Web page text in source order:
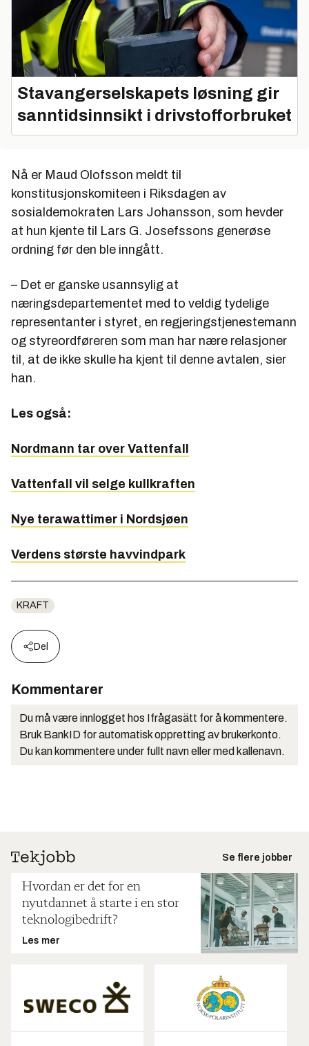
Stavangerselskapets løsning gir
sanntidsinnsikt i drivstofforbruket
Nå er Maud Olofsson meldt til
konstitusjonskomiteen i Riksdagen av
sosialdemokraten Lars Johansson, som hevder
at hun kjente til Lars G. Josefssons generøse
ordning før den ble inngått.
– Det er ganske usannsylig at
næringsdepartementet med to veldig tydelige
representanter i styret, en regjeringstjenestemann
og styreordføreren som man har nære relasjoner
til, at de ikke skulle ha kjent til denne avtalen, sier
han.
Les også:
Nordmann tar over Vattenfall
Vattenfall vil selge kullkraften
Nye terawattimer i Nordsjøen
Verdens største havvindpark
KRAFT
Del
Kommentarer
Du må være innlogget hos Ifrågasätt for å kommentere.
Bruk BankID for automatisk oppretting av brukerkonto.
Du kan kommentere under fullt navn eller med kallenavn.
Se flere jobber
Hvordan er det for en
nyutdannet å starte i en stor
teknologibedrift?
Les mer